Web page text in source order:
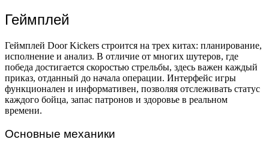
Геймплей
Геймплей Door Kickers строится на трех китах: планирование,
исполнение и анализ. В отличие от многих шутеров, где
победа достигается скоростью стрельбы, здесь важен каждый
приказ, отданный до начала операции. Интерфейс игры
функционален и информативен, позволяя отслеживать статус
каждого бойца, запас патронов и здоровье в реальном
времени.
Основные механики